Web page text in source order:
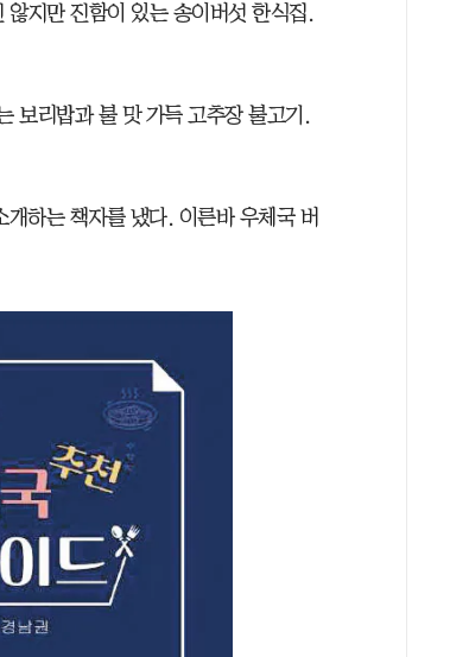
지만 진함이 있는 송이버섯 한식집.
보리밥과 불 맛 가득 고추장 불고기.
하는 책자를 냈다. 이른바 우체국 버